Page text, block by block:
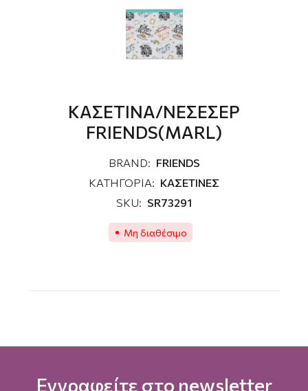
KAΣΕΤΙΝΑ/ΝΕΣΕΣΕΡ
FRIENDS(MARL)
BRAND: FRIENDS
ΚΑΤΗΓΟΡΙΑ: ΚΑΣΕΤΙΝΕΣ
SKU: SR73291
Μη διαθέσιμο
Εγγραφείτε στο newsletter